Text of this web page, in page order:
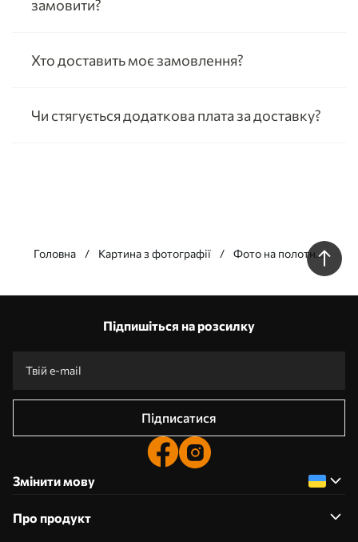
замовити?
Хто доставить моє замовлення?
Чи стягується додаткова плата за доставку?
Головна Картина з фотографії
Фото на полотні
Підпишіться на розсилку
Підписатися
Змінити мову
Про продукт